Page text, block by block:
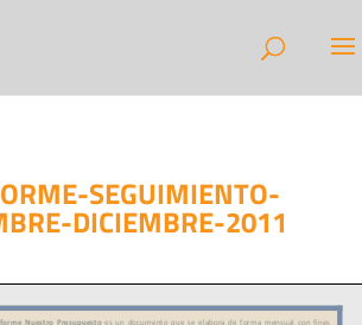
SEGUIMIENTO-
DICIEMBRE-2011